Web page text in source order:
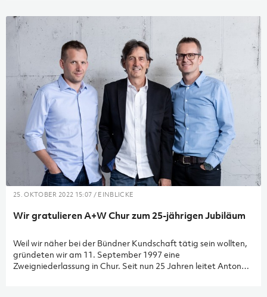
insbesondere, wenn es um Dienstleistungen aus den
Kompetenzen Elektro und Gebäudeautomation ging. Und wir
dürfen sagen, das hat sehr gut funktioniert.
25. OKTOBER 2022 15:07 / EINBLICKE
Wir gratulieren A+W Chur zum 25-jährigen Jubiläum
Weil wir näher bei der Bündner Kundschaft tätig sein wollten,
gründeten wir am 11. September 1997 eine
Zweigniederlassung in Chur. Seit nun 25 Jahren leitet Anton